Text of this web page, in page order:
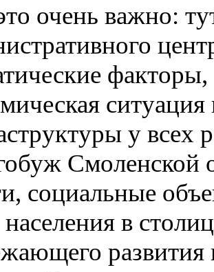
очень важно:
у всех
Смоленской
социальные
населения в
развития